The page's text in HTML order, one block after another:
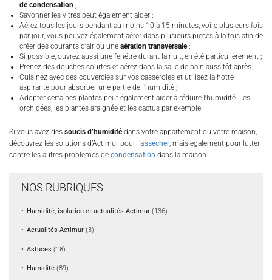
de condensation ;
Savonner les vitres peut également aider ;
Aérez tous les jours pendant au moins 10 à 15 minutes, voire plusieurs fois
par jour, vous pouvez également aérer dans plusieurs pièces à la fois afin de
créer des courants d’air ou une aération transversale;
Si possible, ouvrez aussi une fenêtre durant la nuit, en été particulièrement ;
Prenez des douches courtes et aérez dans la salle de bain aussitôt après ;
Cuisinez avec des couvercles sur vos casseroles et utilisez la hotte
aspirante pour absorber une partie de l’humidité ;
Adopter certaines plantes peut également aider à réduire l’humidité : les
orchidées, les plantes araignée et les cactus par exemple.
Si vous avez des soucis d’humiditédans votre appartement ou votre maison,
découvrez les solutions d’Actimur pour l’assécher , mais également pour lutter
contre les autres problèmes de condensation dans la maison.
NOS RUBRIQUES
Humidité, isolation et actualités Actimur (136)
Actualités Actimur (3)
Astuces (18)
Humidité (89)